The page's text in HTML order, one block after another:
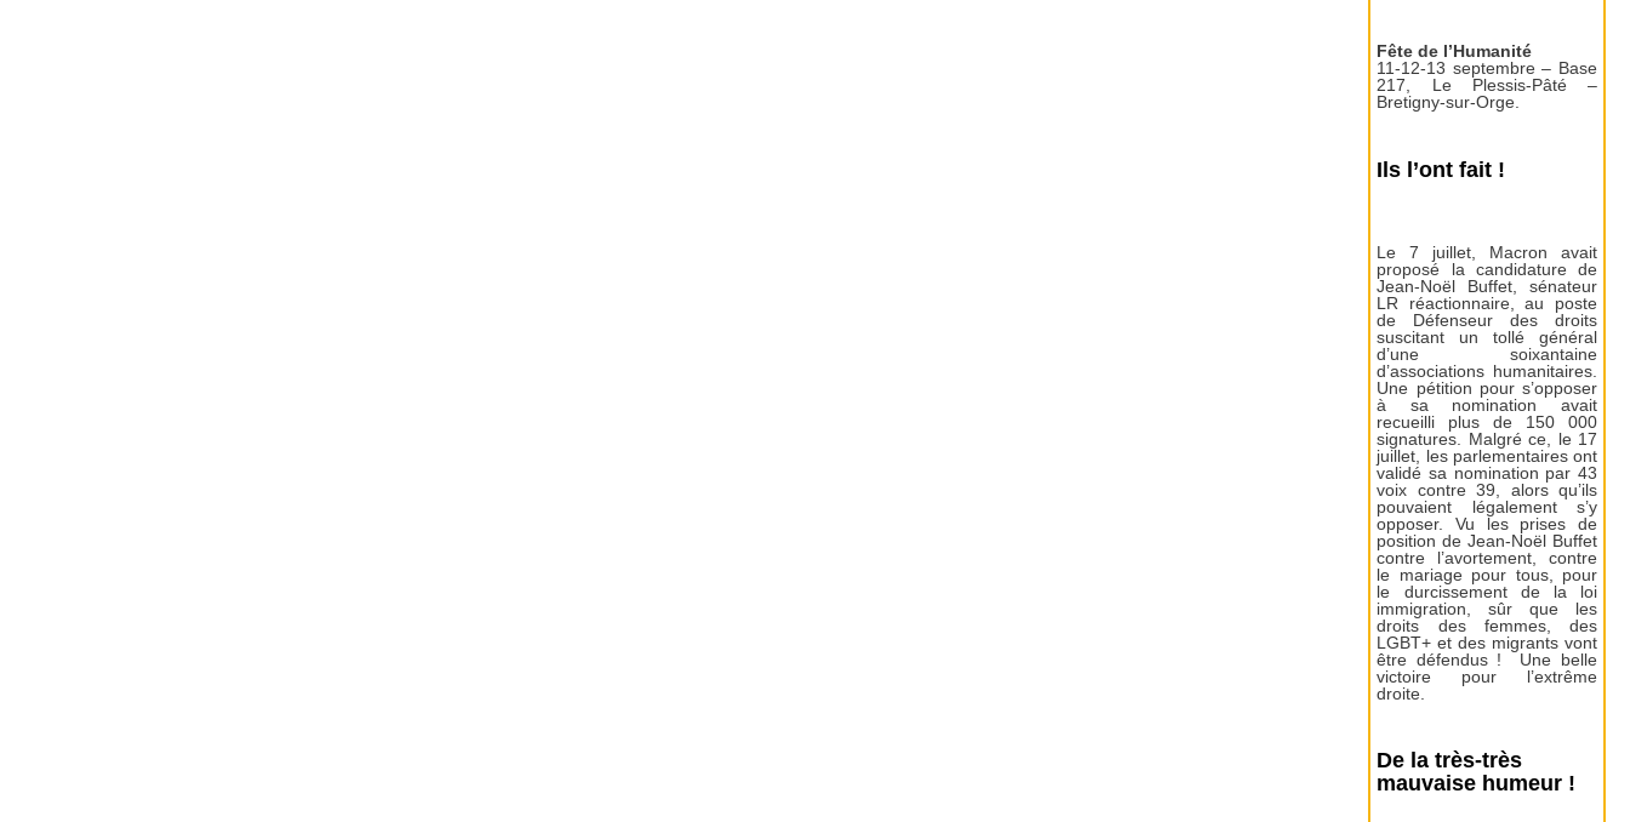
Fête de l’Humanité
11-12-13 septembre – Base
217, Le Plessis-Pâté –
Bretigny-sur-Orge.
Ils l’ont fait !
Le 7 juillet, Macron avait
proposé la candidature de
Jean-Noël Buffet, sénateur
LR réactionnaire, au poste
de Défenseur des droits
suscitant un tollé général
d’une soixantaine
d’associations humanitaires.
Une pétition pour s’opposer
à sa nomination avait
recueilli plus de 150 000
signatures. Malgré ce, le 17
juillet, les parlementaires ont
validé sa nomination par 43
voix contre 39, alors qu’ils
pouvaient légalement s’y
opposer. Vu les prises de
position de Jean-Noël Buffet
contre l’avortement, contre
le mariage pour tous, pour
le durcissement de la loi
immigration, sûr que les
droits des femmes, des
LGBT+ et des migrants vont
être défendus ! Une belle
victoire pour l’extrême
droite.
De la très-très
mauvaise humeur !